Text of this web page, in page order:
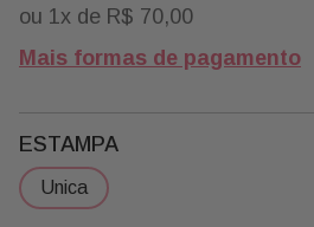
ou 1 x de R$ 70,00
Mais formas de pagamento
ESTAMPA
unica